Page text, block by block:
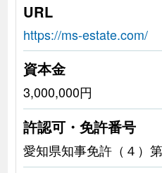
URL
https://ms-estate.com/
資本金
3,000,000円
許認可・免許番号
愛知県知事免許（４）